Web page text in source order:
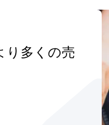
り多くの売